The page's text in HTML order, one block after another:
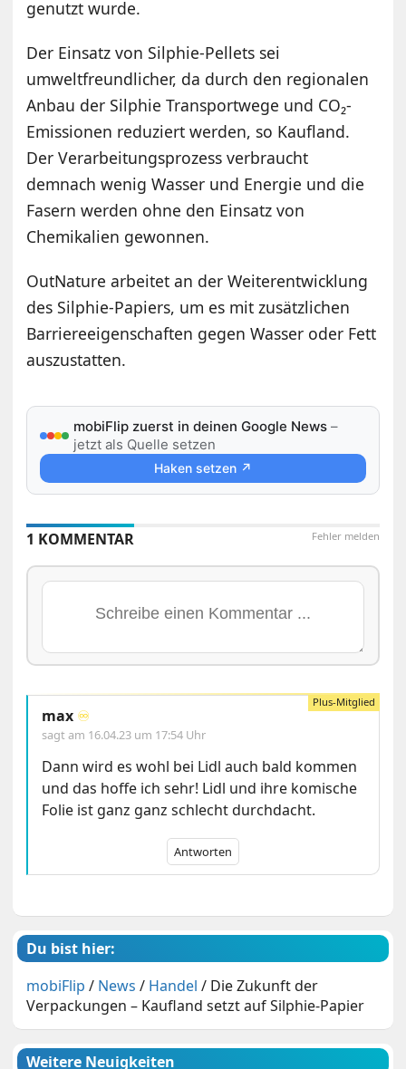
genutzt wurde.
Der Einsatz von Silphie-Pellets sei
umweltfreundlicher, da durch den regionalen
Anbau der Silphie Transportwege und CO₂-
Emissionen reduziert werden, so Kaufland.
Der Verarbeitungsprozess verbraucht
demnach wenig Wasser und Energie und die
Fasern werden ohne den Einsatz von
Chemikalien gewonnen.
OutNature arbeitet an der Weiterentwicklung
des Silphie-Papiers, um es mit zusätzlichen
Barriereeigenschaften gegen Wasser oder Fett
auszustatten.
mobiFlip zuerst in deinen Google News –
jetzt als Quelle setzen
Haken setzen ↗
Fehler melden
1 KOMMENTAR
max ♾️
sagt am 16.04.23 um 17:54 Uhr
Dann wird es wohl bei Lidl auch bald kommen
und das hoffe ich sehr! Lidl und ihre komische
Folie ist ganz ganz schlecht durchdacht.
Antworten
Du bist hier:
mobiFlip / News / Handel / Die Zukunft der
Verpackungen – Kaufland setzt auf Silphie-Papier
Weitere Neuigkeiten